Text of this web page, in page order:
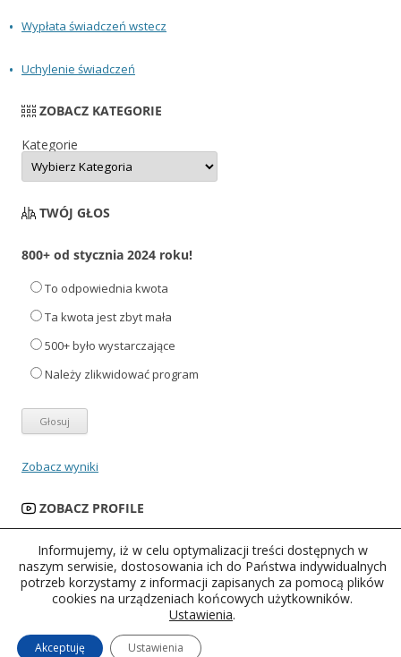
Wypłata świadczeń wstecz
Uchylenie świadczeń
ZOBACZ KATEGORIE
Kategorie
TWÓJ GŁOS
800+ od stycznia 2024 roku!
To odpowiednia kwota
Ta kwota jest zbyt mała
500+ było wystarczające
Należy zlikwidować program
Zobacz wyniki
ZOBACZ PROFILE
Polityka prywatności Dumnie wspierane przez WordPress
Informujemy, iż w celu optymalizacji treści dostępnych w
naszym serwisie, dostosowania ich do Państwa indywidualnych
potrzeb korzystamy z informacji zapisanych za pomocą plików
cookies na urządzeniach końcowych użytkowników.
Ustawienia.
Akceptuję Ustawienia